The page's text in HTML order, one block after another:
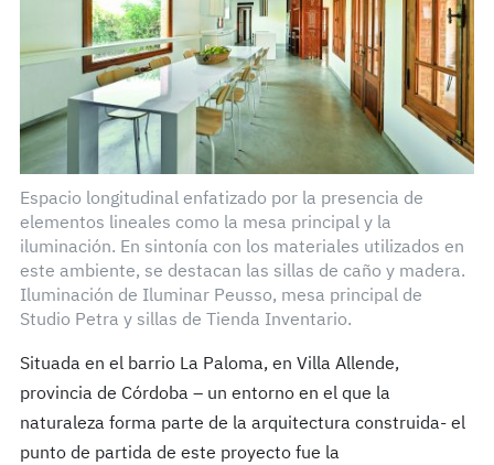
Espacio longitudinal enfatizado por la presencia de
elementos lineales como la mesa principal y la
iluminación. En sintonía con los materiales utilizados en
este ambiente, se destacan las sillas de caño y madera.
Iluminación de Iluminar Peusso, mesa principal de
Studio Petra y sillas de Tienda Inventario.
Situada en el barrio La Paloma, en Villa Allende,
provincia de Córdoba – un entorno en el que la
naturaleza forma parte de la arquitectura construida- el
punto de partida de este proyecto fue la